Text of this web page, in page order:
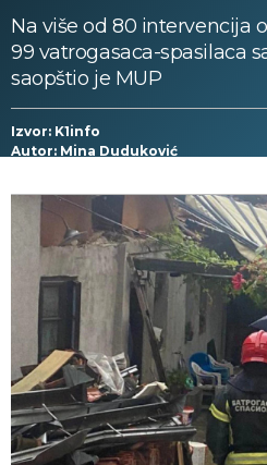
Na više od 80 intervencija
99 vatrogasaca-spasilaca
saopštio je MUP
Izvor: K1info
Autor: Mina Duduković